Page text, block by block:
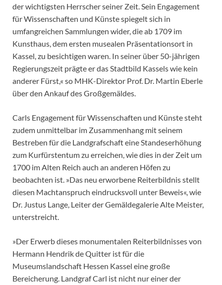
der wichtigsten Herrscher seiner Zeit. Sein Engagement
für Wissenschaften und Künste spiegelt sich in
umfangreichen Sammlungen wider, die ab 1709 im
Kunsthaus, dem ersten musealen Präsentationsort in
Kassel, zu besichtigen waren. In seiner über 50-jährigen
Regierungszeit prägte er das Stadtbild Kassels wie kein
anderer Fürst,« so MHK-Direktor Prof. Dr. Martin Eberle
über den Ankauf des Großgemäldes.
Carls Engagement für Wissenschaften und Künste steht
zudem unmittelbar im Zusammenhang mit seinem
Bestreben für die Landgrafschaft eine Standeserhöhung
zum Kurfürstentum zu erreichen, wie dies in der Zeit um
1700 im Alten Reich auch an anderen Höfen zu
beobachten ist. »Das neu erworbene Reiterbildnis stellt
diesen Machtanspruch eindrucksvoll unter Beweis«, wie
Dr. Justus Lange, Leiter der Gemäldegalerie Alte Meister,
unterstreicht.
»Der Erwerb dieses monumentalen Reiterbildnisses von
Hermann Hendrik de Quitter ist für die
Museumslandschaft Hessen Kassel eine große
Bereicherung. Landgraf Carl ist nicht nur einer der